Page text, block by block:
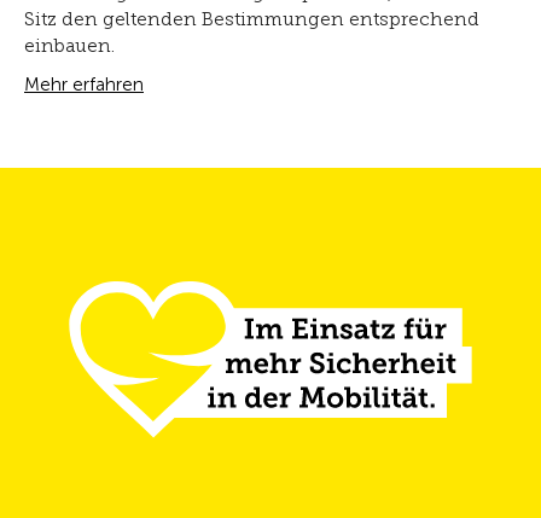
Sitz den geltenden Bestimmungen entsprechend
einbauen.
Mehr erfahren